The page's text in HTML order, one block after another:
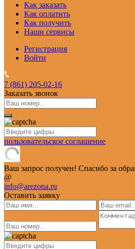
Как заказать
Как оплатить
Как получить
Наши сервисы
Регистрация
Войти
7 (861) 205-02-16
Заказать звонок
пользовательское соглашение
Ваш запрос получен! Спасибо за
@
info@arezona.ru
Оставить заявку